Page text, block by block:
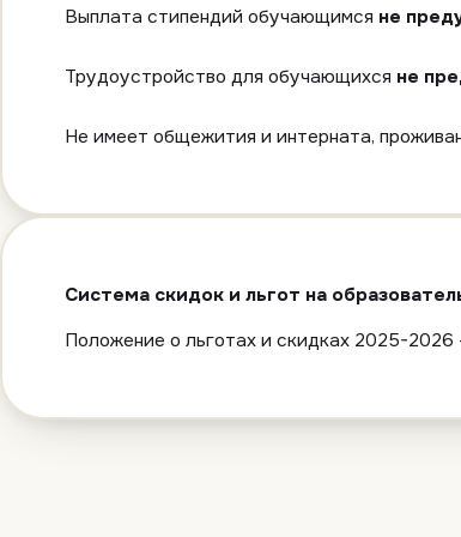
Выплата стипендий обучающимся не
Трудоустройство для обучающихся не
Не имеет общежития и интерната,
Cистема скидок и льгот на
Положение о льготах и скидках 2025-2026